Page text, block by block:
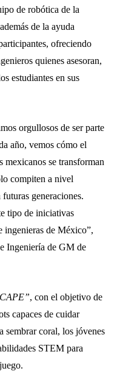
de robótica de la
de la ayuda
ofreciendo
quienes asesoran,
estudiantes en sus
orgullosos de ser parte
año, vemos cómo el
mexicanos se transforman
compiten a nivel
generaciones.
tipo de iniciativas
ingenieras de México”,
Ingeniería de GM de
, con el objetivo de
capaces de cuidar
sembrar coral, los jóvenes
STEM para